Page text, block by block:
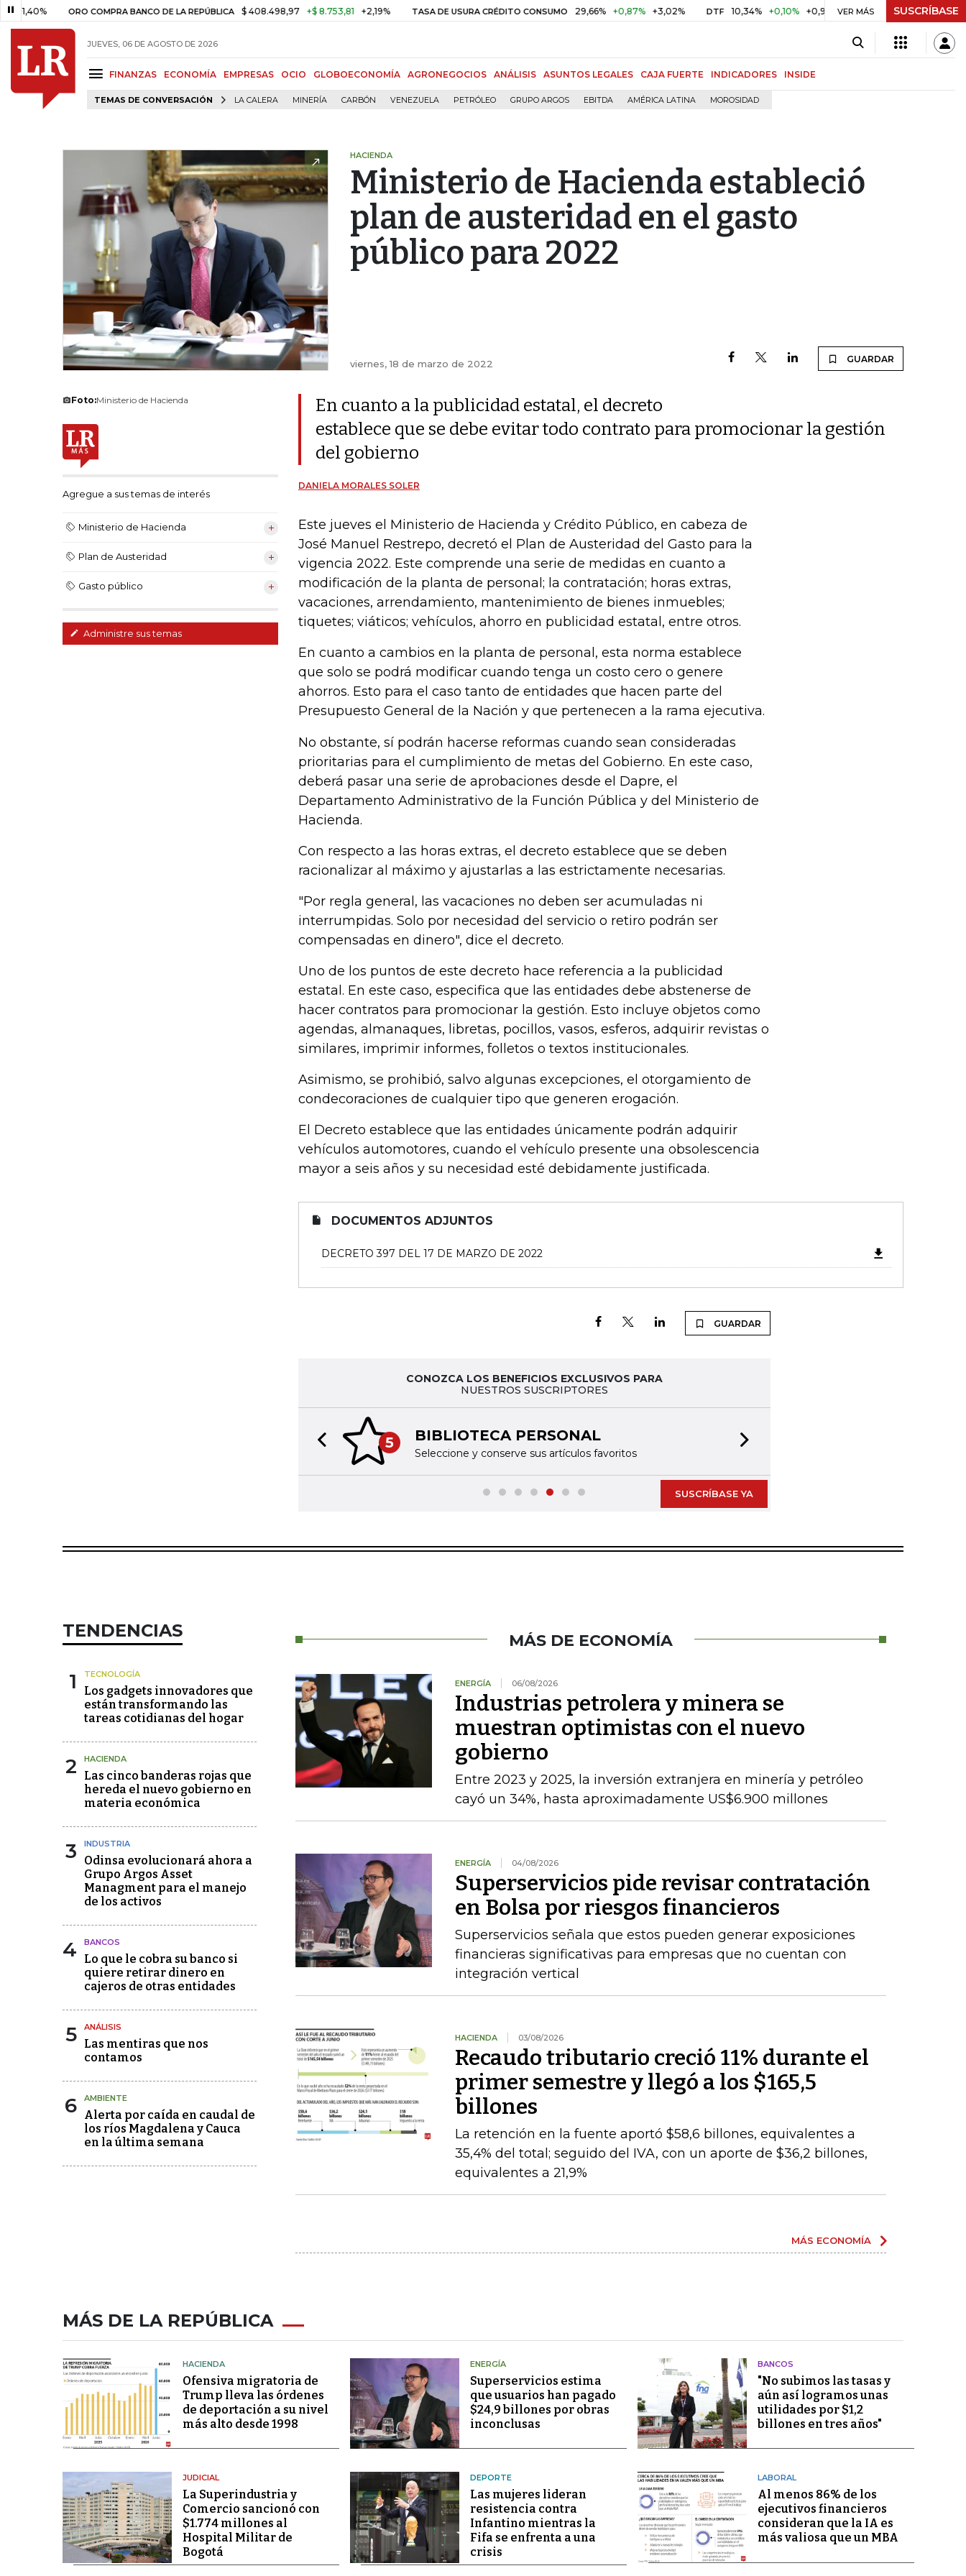
ORO COMPRA BANCO DE LA REPÚBLICA $ 408.498,97 +$ 8.753,81 +2,19% TASA DE USURA CRÉDITO CONSUMO 29,66% +0,87% +3,02% DTF 10,34% +0,10% +0,98% UVR $ 416,91 +$ 0,05 +0,01%
VER MÁS SUSCRÍBASE
JUEVES, 06 DE AGOSTO DE 2026
FINANZAS ECONOMÍA EMPRESAS OCIO GLOBOECONOMÍA AGRONEGOCIOS ANÁLISIS ASUNTOS LEGALES CAJA FUERTE INDICADORES INSIDE
TEMAS DE CONVERSACIÓN LA CALERA MINERÍA CARBÓN VENEZUELA PETRÓLEO GRUPO ARGOS EBITDA AMÉRICA LATINA MOROSIDAD
HACIENDA
Ministerio de Hacienda estableció
plan de austeridad en el gasto
público para 2022
viernes, 18 de marzo de 2022 GUARDAR
Foto:Ministerio de Hacienda
Agregue a sus temas de interés
Ministerio de Hacienda
Plan de Austeridad
Gasto público
Administre sus temas
En cuanto a la publicidad estatal, el decreto
establece que se debe evitar todo contrato para promocionar la gestión
del gobierno
DANIELA MORALES SOLER
Este jueves el Ministerio de Hacienda y Crédito Público, en cabeza de
José Manuel Restrepo, decretó el Plan de Austeridad del Gasto para la
vigencia 2022. Este comprende una serie de medidas en cuanto a
modificación de la planta de personal; la contratación; horas extras,
vacaciones, arrendamiento, mantenimiento de bienes inmuebles;
tiquetes; viáticos; vehículos, ahorro en publicidad estatal, entre otros.
En cuanto a cambios en la planta de personal, esta norma establece
que solo se podrá modificar cuando tenga un costo cero o genere
ahorros. Esto para el caso tanto de entidades que hacen parte del
Presupuesto General de la Nación y que pertenecen a la rama ejecutiva.
No obstante, sí podrán hacerse reformas cuando sean consideradas
prioritarias para el cumplimiento de metas del Gobierno. En este caso,
deberá pasar una serie de aprobaciones desde el Dapre, el
Departamento Administrativo de la Función Pública y del Ministerio de
Hacienda.
Con respecto a las horas extras, el decreto establece que se deben
racionalizar al máximo y ajustarlas a las estrictamente necesarias.
"Por regla general, las vacaciones no deben ser acumuladas ni
interrumpidas. Solo por necesidad del servicio o retiro podrán ser
compensadas en dinero", dice el decreto.
Uno de los puntos de este decreto hace referencia a la publicidad
estatal. En este caso, especifica que las entidades debe abstenerse de
hacer contratos para promocionar la gestión. Esto incluye objetos como
agendas, almanaques, libretas, pocillos, vasos, esferos, adquirir revistas o
similares, imprimir informes, folletos o textos institucionales.
Asimismo, se prohibió, salvo algunas excepciones, el otorgamiento de
condecoraciones de cualquier tipo que generen erogación.
El Decreto establece que las entidades únicamente podrán adquirir
vehículos automotores, cuando el vehículo presente una obsolescencia
mayor a seis años y su necesidad esté debidamente justificada.
DOCUMENTOS ADJUNTOS
DECRETO 397 DEL 17 DE MARZO DE 2022
GUARDAR
CONOZCA LOS BENEFICIOS EXCLUSIVOS PARA
NUESTROS SUSCRIPTORES
5 BIBLIOTECA PERSONAL
Seleccione y conserve sus artículos favoritos
Previous slide
SUSCRÍBASE YA
TENDENCIAS
1 TECNOLOGÍA
Los gadgets innovadores que
están transformando las
tareas cotidianas del hogar
2 HACIENDA
Las cinco banderas rojas que
hereda el nuevo gobierno en
materia económica
3 INDUSTRIA
Odinsa evolucionará ahora a
Grupo Argos Asset
Managment para el manejo
de los activos
4 BANCOS
Lo que le cobra su banco si
quiere retirar dinero en
cajeros de otras entidades
5 ANÁLISIS
Las mentiras que nos
contamos
6 AMBIENTE
Alerta por caída en caudal de
los ríos Magdalena y Cauca
en la última semana
MÁS DE ECONOMÍA
ENERGÍA 06/08/2026
Industrias petrolera y minera se
muestran optimistas con el nuevo
gobierno
Entre 2023 y 2025, la inversión extranjera en minería y petróleo
cayó un 34%, hasta aproximadamente US$6.900 millones
ENERGÍA 04/08/2026
Superservicios pide revisar contratación
en Bolsa por riesgos financieros
Superservicios señala que estos pueden generar exposiciones
financieras significativas para empresas que no cuentan con
integración vertical
HACIENDA 03/08/2026
Recaudo tributario creció 11% durante el
primer semestre y llegó a los $165,5
billones
La retención en la fuente aportó $58,6 billones, equivalentes a
35,4% del total; seguido del IVA, con un aporte de $36,2 billones,
equivalentes a 21,9%
MÁS ECONOMÍA
MÁS DE LA REPÚBLICA
HACIENDA
Ofensiva migratoria de
Trump lleva las órdenes
de deportación a su nivel
más alto desde 1998
ENERGÍA
Superservicios estima
que usuarios han pagado
$24,9 billones por obras
inconclusas
BANCOS
"No subimos las tasas y
aún así logramos unas
utilidades por $1,2
billones en tres años"
JUDICIAL
La Superindustria y
Comercio sancionó con
$1.774 millones al
Hospital Militar de
Bogotá
DEPORTE
Las mujeres lideran
resistencia contra
Infantino mientras la
Fifa se enfrenta a una
crisis
LABORAL
Al menos 86% de los
ejecutivos financieros
consideran que la IA es
más valiosa que un MBA